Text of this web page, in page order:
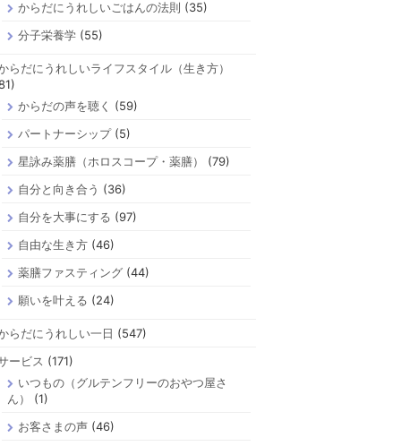
からだにうれしいごはんの法則 (35)
分子栄養学(55)
らだにうれしいライフスタイル（生き方）
からだの声を聴く
(59)
パートナーシップ(5)
星詠み薬膳（ホロスコープ・薬膳）
(79)
自分と向き合う (36)
自分を大事にする (97)
自由な生き方(46)
薬膳ファスティング(44)
願いを叶える (24)
らだにうれしい一日 (547)
ービス (171)
いつもの（グルテンフリーのおやつ屋さ
ん）
(1)
お客さまの声(46)